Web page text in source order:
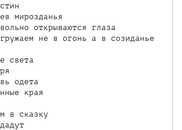
мирозданья
открываются глаза
не в огонь а в созиданье
света
одета
края
в сказку